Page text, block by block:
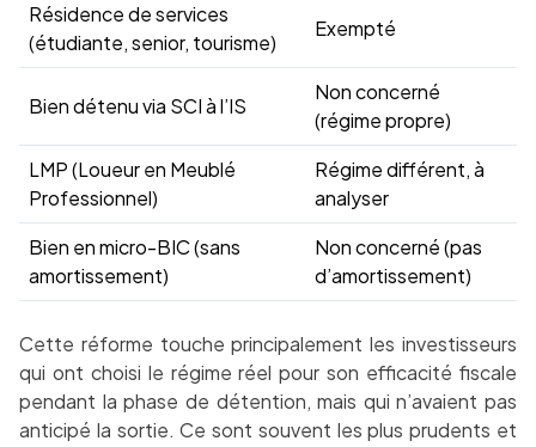
Résidence de services
(étudiante, senior, tourisme)
Exempté
Bien détenu via SCI à l’IS
Non concerné
(régime propre)
LMP (Loueur en Meublé
Professionnel)
Régime différent, à
analyser
Bien en micro-BIC (sans
amortissement)
Non concerné (pas
d’amortissement)
Cette réforme touche principalement les investisseurs
qui ont choisi le régime réel pour son efficacité fiscale
pendant la phase de détention, mais qui n’avaient pas
anticipé la sortie. Ce sont souvent les plus prudents et